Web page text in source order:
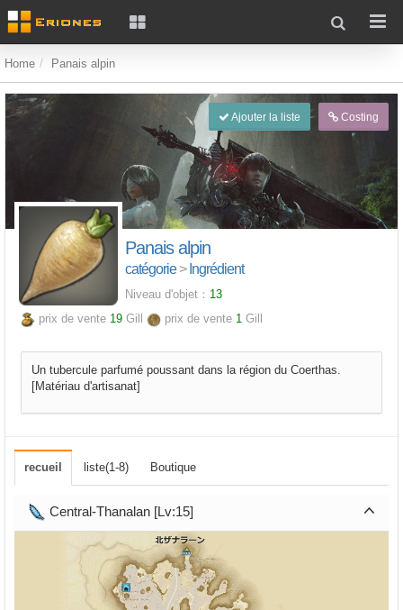
Home Panais alpin
Ajouter la liste Costing
Panais alpin
catégorie> Ingrédient
Niveau d'objet： 13
prix de vente 19 Gill prix de vente 1 Gill
Un tubercule parfumé poussant dans la région du Coerthas.
[Matériau d'artisanat]
recueil liste(1-8) Boutique
Central-Thanalan [Lv:15]